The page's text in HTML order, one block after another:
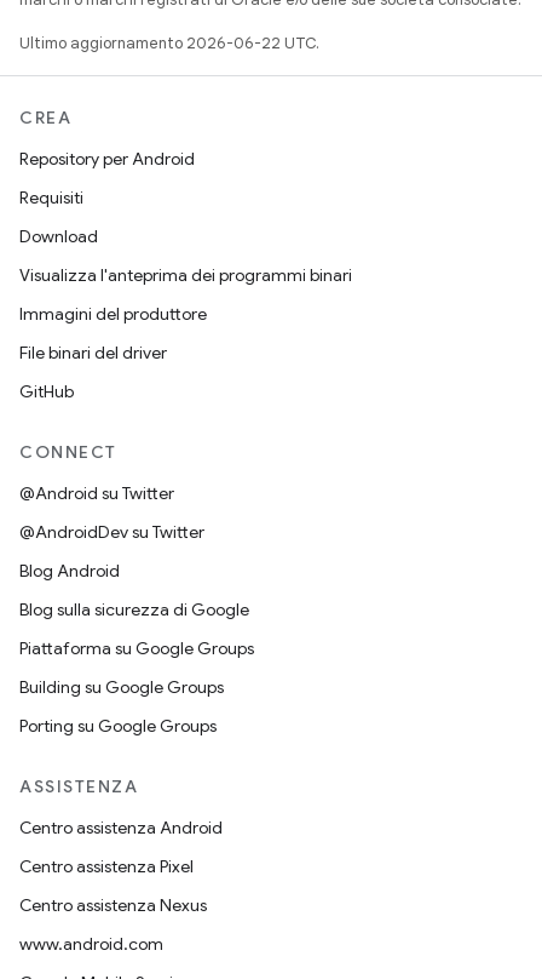
Ultimo aggiornamento 2026-06-22 UTC.
CREA
Repository per Android
Requisiti
Download
Visualizza l'anteprima dei programmi binari
Immagini del produttore
File binari del driver
GitHub
CONNECT
@Android su Twitter
@AndroidDev su Twitter
Blog Android
Blog sulla sicurezza di Google
Piattaforma su Google Groups
Building su Google Groups
Porting su Google Groups
ASSISTENZA
Centro assistenza Android
Centro assistenza Pixel
Centro assistenza Nexus
www.android.com